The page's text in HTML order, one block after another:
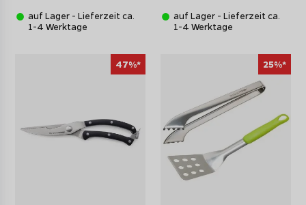
auf Lager - Lieferzeit ca.
1-4 Werktage
auf Lager - Lieferzeit ca.
1-4 Werktage
47%* 25%*